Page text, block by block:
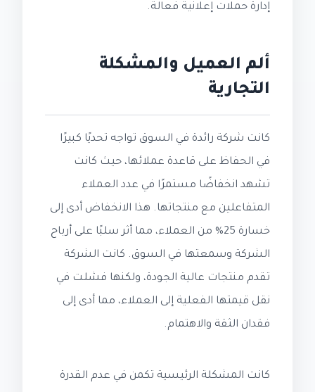
إدارة حملات إعلانية فعالة.
ألم العميل والمشكلة
التجارية
كانت شركة رائدة في السوق تواجه تحديًا كبيرًا
في الحفاظ على قاعدة عملائها، حيث كانت
تشهد انخفاضًا مستمرًا في عدد العملاء
المتفاعلين مع منتجاتها. هذا الانخفاض أدى إلى
خسارة 25% من العملاء، مما أثر سلبًا على أرباح
الشركة وسمعتها في السوق. كانت الشركة
تقدم منتجات عالية الجودة، ولكنها فشلت في
نقل قيمتها الفعلية إلى العملاء، مما أدى إلى
فقدان الثقة والاهتمام.
كانت المشكلة الرئيسية تكمن في عدم القدرة